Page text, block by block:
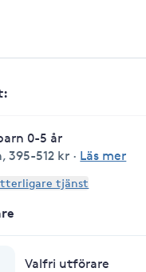
:
0-5 år
,395-512 kr · Läs mer
tjänst
Valfri utförare